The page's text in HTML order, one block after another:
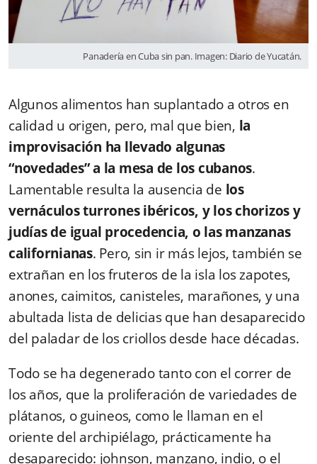
Panadería en Cuba sin pan. Imagen: Diario de Yucatán.
Algunos alimentos han suplantado a otros en
calidad u origen, pero, mal que bien, la
improvisación ha llevado algunas
“novedades” a la mesa de los cubanos.
Lamentable resulta la ausencia de los
vernáculos turrones ibéricos, y los chorizos y
judías de igual procedencia, o las manzanas
californianas. Pero, sin ir más lejos, también se
extrañan en los fruteros de la isla los zapotes,
anones, caimitos, canisteles, marañones, y una
abultada lista de delicias que han desaparecido
del paladar de los criollos desde hace décadas.
Todo se ha degenerado tanto con el correr de
los años, que la proliferación de variedades de
plátanos, o guineos, como le llaman en el
oriente del archipiélago, prácticamente ha
desaparecido: johnson, manzano, indio, o el